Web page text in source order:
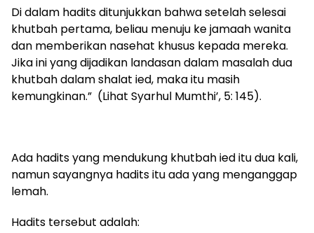
Di dalam hadits ditunjukkan bahwa setelah selesai
khutbah pertama, beliau menuju ke jamaah wanita
dan memberikan nasehat khusus kepada mereka.
Jika ini yang dijadikan landasan dalam masalah dua
khutbah dalam shalat ied, maka itu masih
kemungkinan.” (Lihat Syarhul Mumthi’, 5: 145).
Ada hadits yang mendukung khutbah ied itu dua kali,
namun sayangnya hadits itu ada yang menganggap
lemah.
Hadits tersebut adalah: